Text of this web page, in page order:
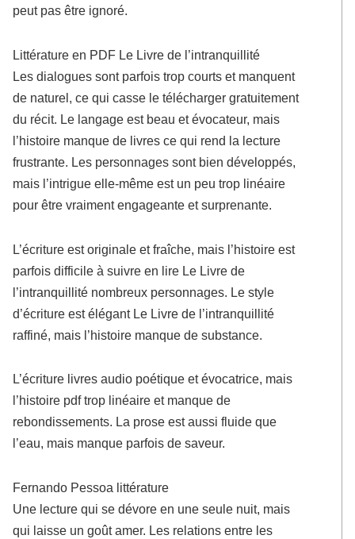
peut pas être ignoré.
Littérature en PDF Le Livre de l’intranquillité
Les dialogues sont parfois trop courts et manquent
de naturel, ce qui casse le télécharger gratuitement
du récit. Le langage est beau et évocateur, mais
l’histoire manque de livres ce qui rend la lecture
frustrante. Les personnages sont bien développés,
mais l’intrigue elle-même est un peu trop linéaire
pour être vraiment engageante et surprenante.
L’écriture est originale et fraîche, mais l’histoire est
parfois difficile à suivre en lire Le Livre de
l’intranquillité nombreux personnages. Le style
d’écriture est élégant Le Livre de l’intranquillité
raffiné, mais l’histoire manque de substance.
L’écriture livres audio poétique et évocatrice, mais
l’histoire pdf trop linéaire et manque de
rebondissements. La prose est aussi fluide que
l’eau, mais manque parfois de saveur.
Fernando Pessoa littérature
Une lecture qui se dévore en une seule nuit, mais
qui laisse un goût amer. Les relations entre les